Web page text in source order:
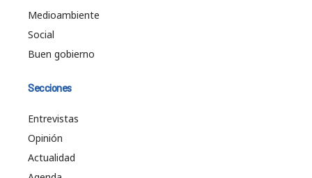
Medioambiente
Social
Buen gobierno
Secciones
Entrevistas
Opinión
Actualidad